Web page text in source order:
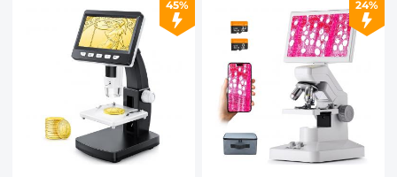
45% 24%